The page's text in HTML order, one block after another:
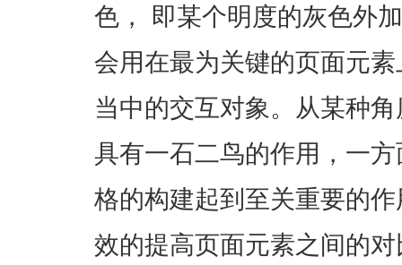
色， 即某个明度的灰色外
会用在最为关键的页面元
当中的交互对象。从某种
具有一石二鸟的作用，一
格的构建起到至关重要的
效的提高页面元素之间的